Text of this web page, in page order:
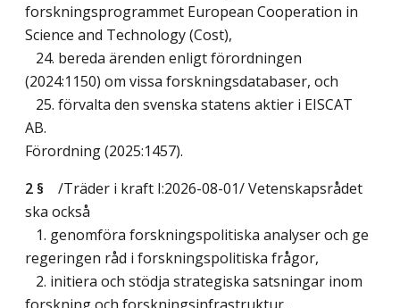
forskningsprogrammet European Cooperation in
Science and Technology (Cost),
24. bereda ärenden enligt förordningen
(2024:1150) om vissa forskningsdatabaser, och
25. förvalta den svenska statens aktier i EISCAT
AB.
Förordning (2025:1457).
2 §
/Träder i kraft I:2026-08-01/Vetenskapsrådet
ska också
1. genomföra forskningspolitiska analyser och ge
regeringen råd i forskningspolitiska frågor,
2. initiera och stödja strategiska satsningar inom